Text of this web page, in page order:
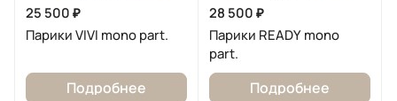
25 500 ₽
Парики VIVI mono part.
Подробнее
28 500 ₽
Парики READY mono
part.
Подробнее